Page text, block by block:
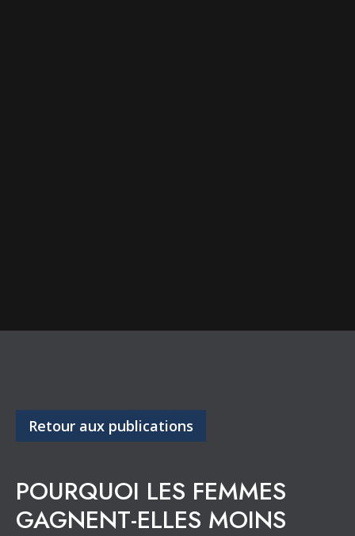
Retour aux publications
POURQUOI LES FEMMES
GAGNENT-ELLES MOINS